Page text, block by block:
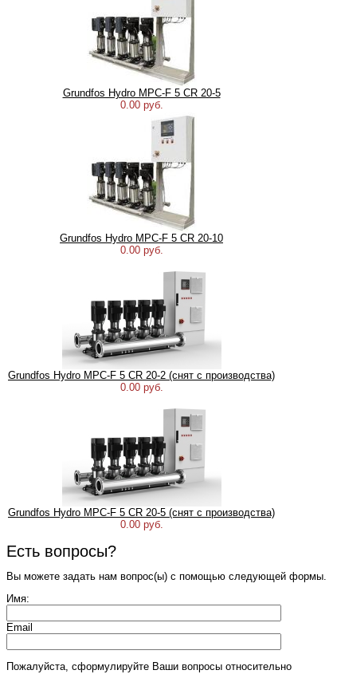
Grundfos Hydro MPC-F 5 CR 20-5
0.00 руб.
Grundfos Hydro MPC-F 5 CR 20-10
0.00 руб.
Grundfos Hydro MPC-F 5 CR 20-2 (снят с производства)
0.00 руб.
Grundfos Hydro MPC-F 5 CR 20-5 (снят с производства)
0.00 руб.
Есть вопросы?
Вы можете задать нам вопрос(ы) с помощью следующей формы.
Имя:
Email
Пожалуйста, сформулируйте Ваши вопросы относительно